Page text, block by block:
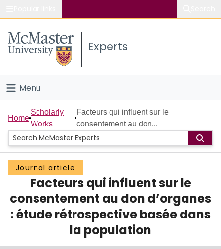
Study
Connect
Experts
Menu
Home
People
Groups
Scholarly Works
About
Home
Scholarly
Works
Facteurs qui influent sur le
consentement au don...
Journal article
Facteurs qui influent sur le
consentement au don d’organes
: étude rétrospective basée dans
la population